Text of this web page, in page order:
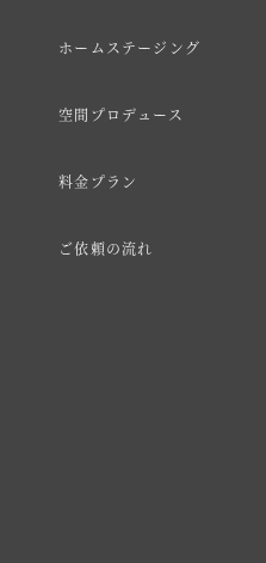
ホームステージング
空間プロデュース
料金プラン
ご依頼の流れ